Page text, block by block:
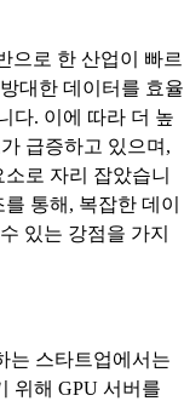
으로 한 산업이 빠르
대한 데이터를 효율
다. 이에 따라 더 높
급증하고 있으며,
로 자리 잡았습니
통해, 복잡한 데이
있는 강점을 가지
는 스타트업에서는
위해 GPU 서버를